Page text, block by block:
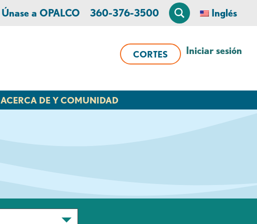
Únase a OPALCO 360-376-3500 Inglés
CORTES Iniciar sesión
ACERCA DE Y COMUNIDAD